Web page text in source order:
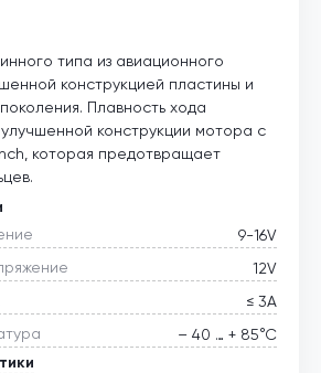
типа из авиационного
конструкцией пластины и
Плавность хода
конструкции мотора с
которая предотвращает
9-16V
12V
≤ 3А
– 40 … + 85°С